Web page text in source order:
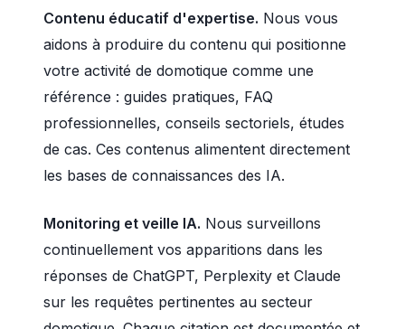
Contenu éducatif d'expertise. Nous vous
aidons à produire du contenu qui positionne
votre activité de domotique comme une
référence : guides pratiques, FAQ
professionnelles, conseils sectoriels, études
de cas. Ces contenus alimentent directement
les bases de connaissances des IA.
Monitoring et veille IA. Nous surveillons
continuellement vos apparitions dans les
réponses de ChatGPT, Perplexity et Claude
sur les requêtes pertinentes au secteur